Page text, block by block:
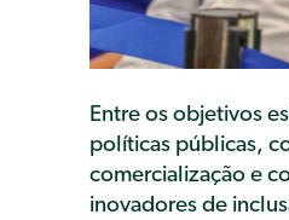
Entre os objetivos
políticas públicas,
comercialização e
inovadores de